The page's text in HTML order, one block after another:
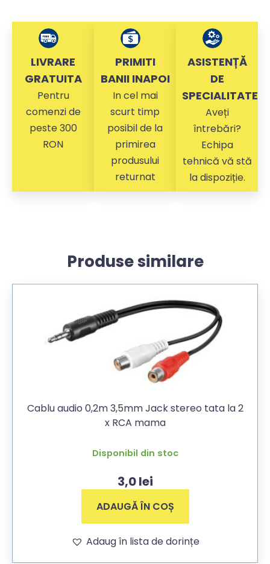
LIVRARE
GRATUITA
Pentru
comenzi de
peste 300
RON
PRIMITI
BANII INAPOI
In cel mai
scurt timp
posibil de la
primirea
produsului
returnat
ASISTENȚĂ
DE
SPECIALITATE
Aveți
întrebări?
Echipa
tehnică vă stă
la dispoziție.
Produse similare
Cablu audio 0,2m 3,5mm Jack stereo tata la 2
x RCA mama
Disponibil din stoc
3,0lei
ADAUGĂ ÎN COȘ
Adaug în lista de dorințe